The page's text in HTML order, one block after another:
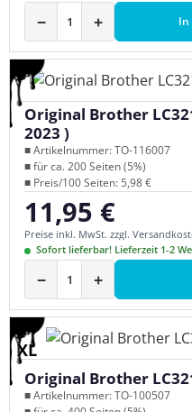
− + In
Original Brother
2023 )
■ Artikelnummer: TO-116007
■ für ca. 200 Seiten (5%)
■ Preis/100 Seiten: 5,98 €
Regulärer Preis:
11,95 €
Preise inkl. MwSt. zzgl.
Sofort lieferbar! Lieferzeit 1-2
− +
XL
Original Brother
■ Artikelnummer: TO-100507